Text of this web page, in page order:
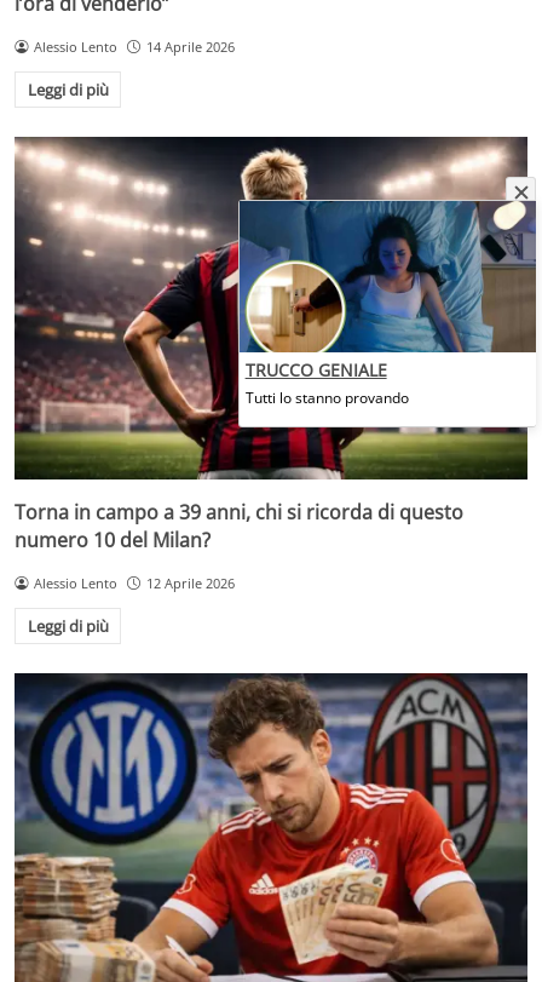
Alessio Lento 14 Aprile 2026
Leggi di più
Torna in campo a 39 anni, chi si ricorda di questo
numero 10 del Milan?
Alessio Lento 12 Aprile 2026
Leggi di più
TRUCCO GENIALE
Tutti lo stanno provando